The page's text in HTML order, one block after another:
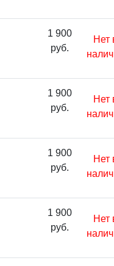
1 900
руб.
Нет
1 900
руб.
Нет
1 900
руб.
Нет
1 900
руб.
Нет